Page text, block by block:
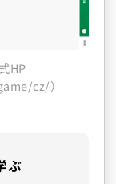
HP
cz/）
ぶ